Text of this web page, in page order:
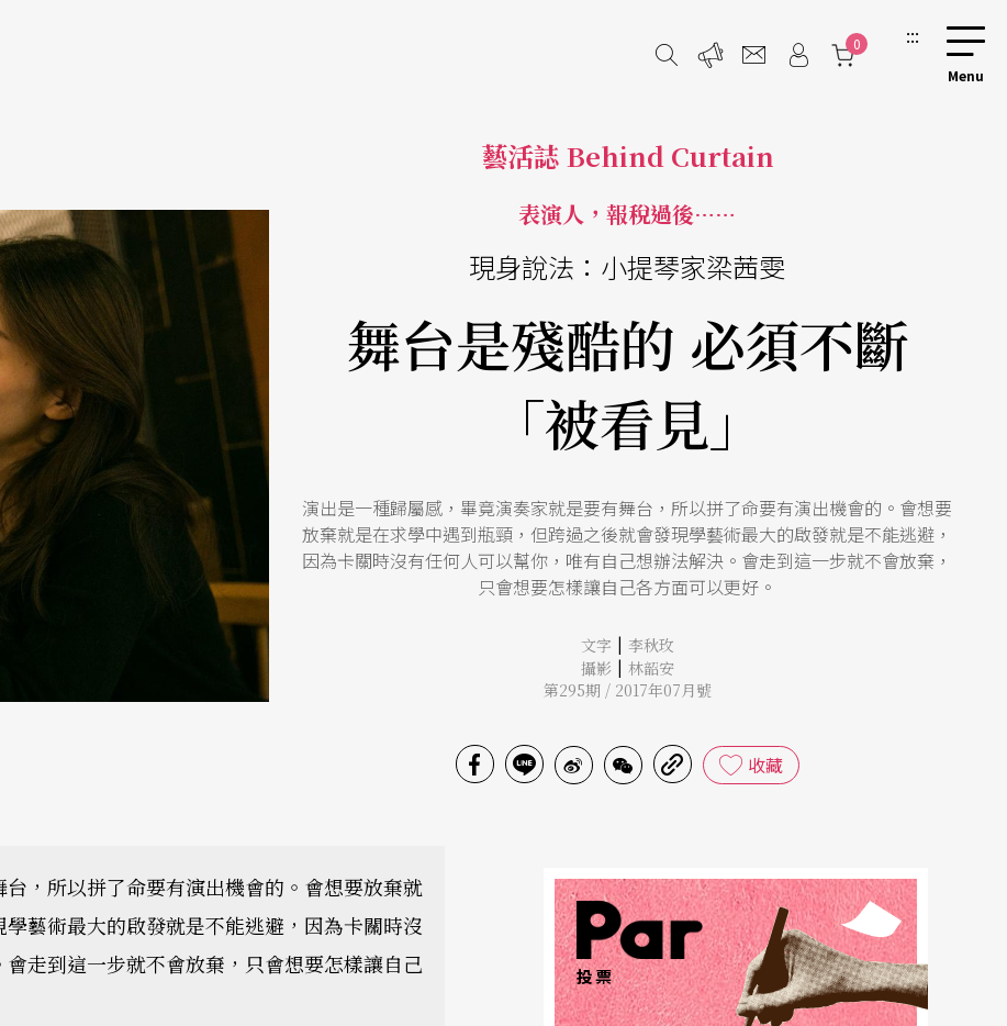
0 :::
藝活誌 Behind Curtain
表演人，報稅過後……
現身說法：小提琴家梁茜雯
舞台是殘酷的 必須不斷
「被看見」
演出是一種歸屬感，畢竟演奏家就是要有舞台，所以拼了命要有演出機會的。會想要
放棄就是在求學中遇到瓶頸，但跨過之後就會發現學藝術最大的啟發就是不能逃避，
因為卡關時沒有任何人可以幫你，唯有自己想辦法解決。會走到這一步就不會放棄，
只會想要怎樣讓自己各方面可以更好。
文字 | 李秋玫
攝影 | 林韶安
第295期 / 2017年07月號
收藏
，所以拼了命要有演出機會的。會想要放棄就
藝術最大的啟發就是不能逃避，因為卡關時沒
走到這一步就不會放棄，只會想要怎樣讓自己
投票